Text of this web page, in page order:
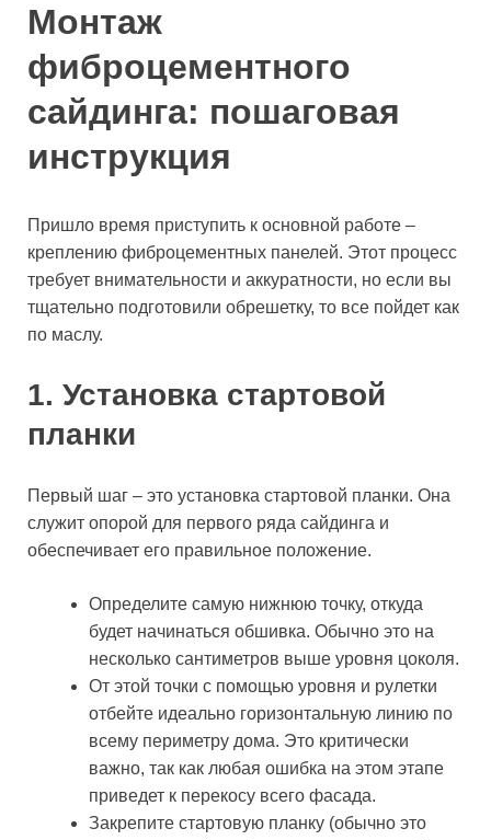
Монтаж
фиброцементного
сайдинга: пошаговая
инструкция
Пришло время приступить к основной работе –
креплению фиброцементных панелей. Этот процесс
требует внимательности и аккуратности, но если вы
тщательно подготовили обрешетку, то все пойдет как
по маслу.
1. Установка стартовой
планки
Первый шаг – это установка стартовой планки. Она
служит опорой для первого ряда сайдинга и
обеспечивает его правильное положение.
Определите самую нижнюю точку, откуда
будет начинаться обшивка. Обычно это на
несколько сантиметров выше уровня цоколя.
От этой точки с помощью уровня и рулетки
отбейте идеально горизонтальную линию по
всему периметру дома. Это критически
важно, так как любая ошибка на этом этапе
приведет к перекосу всего фасада.
Закрепите стартовую планку (обычно это